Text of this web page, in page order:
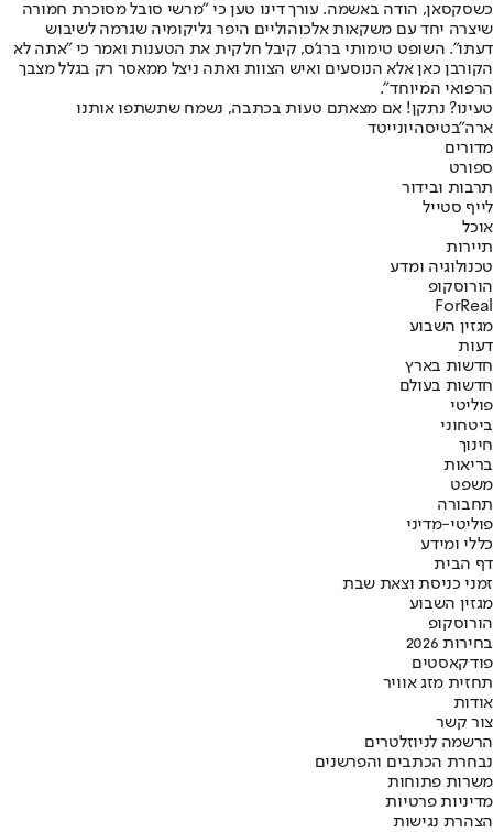
כשסקסאן, הודה באשמה. עורך דינו טען כי "מרשי סובל מסוכרת חמורה
שיצרה יחד עם משקאות אלכוהוליים היפר גליקומיה שגרמה לשיבוש
דעתו". השופט טימותי ברג'ס, קיבל חלקית את הטענות ואמר כי "אתה לא
הקורבן כאן אלא הנוסעים ואיש הצוות ואתה ניצל ממאסר רק בגלל מצבך
הרפואי המיוחד".
טעינו? נתקן! אם מצאתם טעות בכתבה, נשמח שתשתפו אותנו
ארה"בטיסהיונייטד
מדורים
ספורט
תרבות ובידור
לייף סטייל
אוכל
תיירות
טכנולוגיה ומדע
הורוסקופ
ForReal
מגזין השבוע
דעות
חדשות בארץ
חדשות בעולם
פוליטי
ביטחוני
חינוך
בריאות
משפט
תחבורה
פוליטי-מדיני
כללי ומידע
דף הבית
זמני כניסת וצאת שבת
מגזין השבוע
הורוסקופ
בחירות 2026
פודקאסטים
תחזית מזג אוויר
אודות
צור קשר
הרשמה לניוזלטרים
נבחרת הכתבים והפרשנים
משרות פתוחות
מדיניות פרטיות
הצהרת נגישות